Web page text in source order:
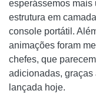
esperássemos mais
estrutura em
console portátil.
animações foram
chefes, que
adicionadas,
lançada hoje.